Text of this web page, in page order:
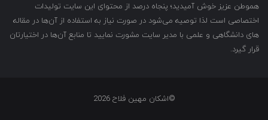
هموطن عزیز خوش آمیدید؛ پنجاه درصد از محتوای این سایت تولیدات
اختصاصی است لذا توصیه می‌شود در صورت نیاز به استفاده از آن‌ها در مقاله
های دانشگاهی و علمی با مدیر سایت مشورت نمایید تا منابع آن‌ها در اختیارتان
قرار گیرد.
©اشکان مهین فلاح 2026